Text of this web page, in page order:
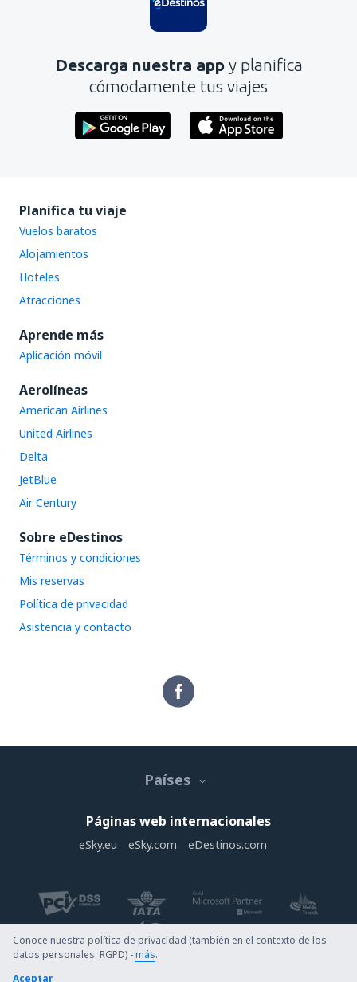
No profundiza en el tema
Enviar
Descarga nuestra app y planifica
cómodamente tus viajes
Planifica tu viaje
Vuelos baratos
Alojamientos
Hoteles
Atracciones
Aprende más
Aplicación móvil
Aerolíneas
American Airlines
United Airlines
Delta
JetBlue
Air Century
Sobre eDestinos
Términos y condiciones
Mis reservas
Política de privacidad
Asistencia y contacto
Países
Páginas web internacionales
eSky.eu eSky.com eDestinos.com
Copyright © eDestinos.com.do. Todos los derechos reservados.
Conoce nuestra política de privacidad (también en el contexto de los
datos personales: RGPD) -más.
Aceptar